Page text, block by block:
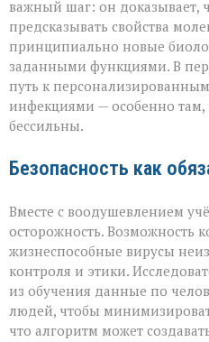
важный шаг: он доказывает,
предсказывать свойства
принципиально новые
заданными функциями. В
путь к
инфекциями — особенно там,
бессильны.
Безопасность как
Вместе с воодушевлением
осторожность. Возможность
жизнеспособные вирусы
контроля и этики.
из обучения данные по
людей, чтобы
что алгоритм может